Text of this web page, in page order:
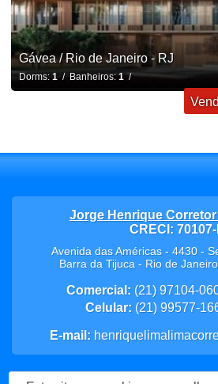
Gávea / Rio de Janeiro - RJ
Dorms: 1 / Banheiros:1/
Jorge Henrique
CRECI:
Avenida das Américas - 4430 -
Barra da Tijuca- Rio de Janeiro
Comercial: (21) 97104-
Celular: (21) 99577-
E-mail: